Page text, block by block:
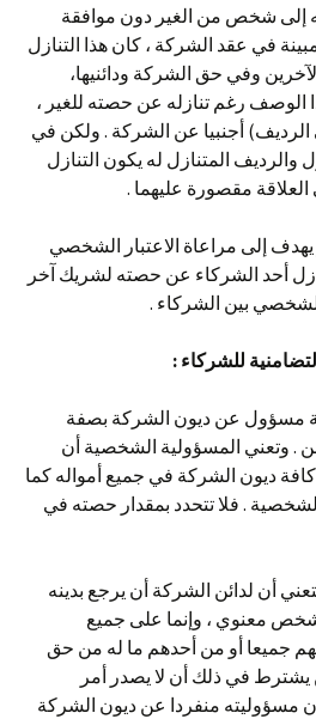
إلى شخص من الغير دون موافقة
في عقد الشركة ، كان هذا التنازل
وفي حق الشركة ودائنيها،
الوصف رغم تنازله عن حصته للغير ،
أجنبيا عن الشركة . ولكن في
والرديف المتنازل له يكون التنازل
العلاقة مقصورة عليهما .
يهدف إلى مراعاة الاعتبار الشخصي
أحد الشركاء عن حصته لشريك آخر
الشخصي بين الشركاء .
للشركاء :
مسؤول عن ديون الشركة بصفة
وتعني المسؤولية الشخصية أن
ديون الشركة في جميع أمواله كما
. فلا تتحدد بمقدار حصته في
أن لدائن الشركة أن يرجع بدينه
معنوي ، وإنما على جميع
جميعا أو من أحدهم ما له من حق
في ذلك أن لا يصدر أمر
مسؤوليته منفردا عن ديون الشركة